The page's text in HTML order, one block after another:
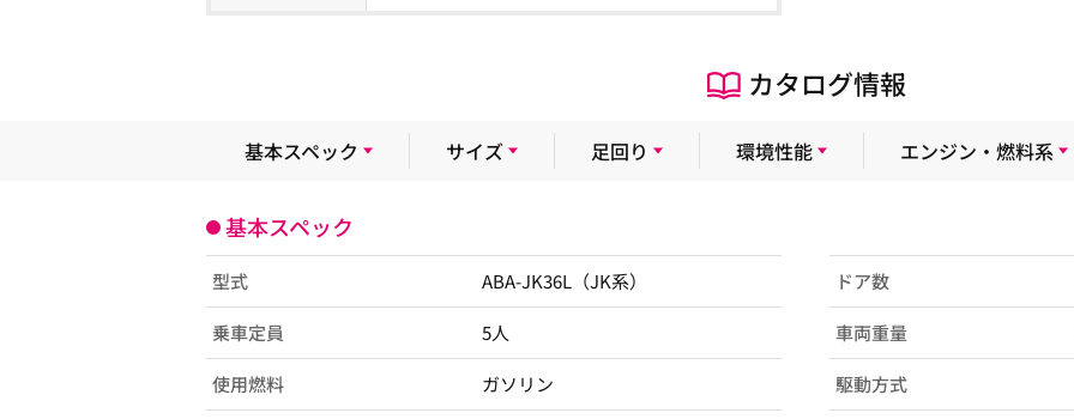
カタログ情報
基本スペック サイズ 足回り 環境性能 エンジン・燃料系
基本スペック
型式 ABA-JK36L（JK系） ドア数
乗車定員 5人 車両重量
使用燃料 ガソリン 駆動方式